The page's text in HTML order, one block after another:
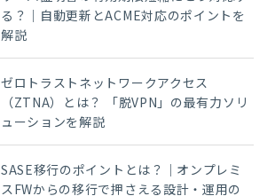
る？｜自動更新とACME対応のポイントを
解説
ゼロトラストネットワークアクセス
（ZTNA）とは？ 「脱VPN」の最有力ソリ
ューションを解説
SASE移行のポイントとは？｜オンプレミ
スFWからの移行で押さえる設計・運用の